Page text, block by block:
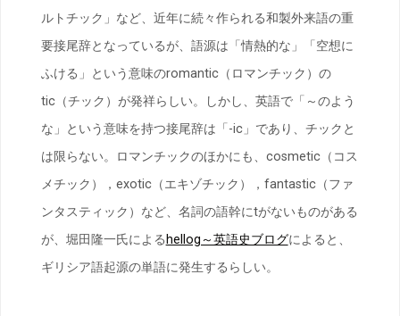
ルトチック」など、近年に続々作られる和製外来語の重
要接尾辞となっているが、語源は「情熱的な」「空想に
ふける」という意味のromantic（ロマンチック）の
tic（チック）が発祥らしい。しかし、英語で「～のよう
な」という意味を持つ接尾辞は「-ic」であり、チックと
は限らない。ロマンチックのほかにも、cosmetic（コス
メチック），exotic（エキゾチック），fantastic（ファ
ンタスティック）など、名詞の語幹にtがないものがある
が、堀田隆一氏による hellog～英語史ブログによると、
ギリシア語起源の単語に発生するらしい。